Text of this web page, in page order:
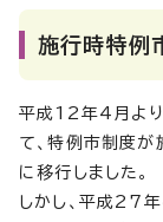
施行時特例
平成12年4月より
て、特例市制度
に移行しました。
しかし、平成27